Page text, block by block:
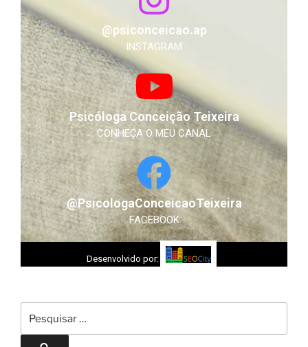
@psiconceicao.ap
INSTAGRAM
Psicóloga Conceição Teixeira
CONHEÇA O MEU CANAL
@PsicologaConceicaoTeixeira
FACEBOOK
Desenvolvido por: